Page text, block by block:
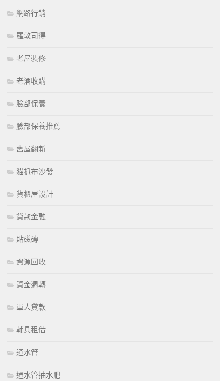
網路行銷
羅敦司得
老屋裝修
老酒收購
臉部保養
臉部保養推薦
舊屋翻新
貓抓布沙發
貨櫃屋設計
貸款金融
貼磁磚
資源回收
資金週轉
軍人貸款
輔具租借
通水管
通水管抽水肥